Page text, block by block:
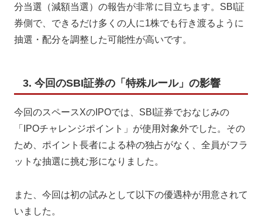
分当選（減額当選）の報告が非常に目立ちます。SBI証
券側で、できるだけ多くの人に1株でも行き渡るように
抽選・配分を調整した可能性が高いです。
3. 今回のSBI証券の「特殊ルール」の影響
今回のスペースXのIPOでは、SBI証券でおなじみの
「IPOチャレンジポイント」が使用対象外でした。その
ため、ポイント長者による枠の独占がなく、全員がフラ
ットな抽選に挑む形になりました。
また、今回は初の試みとして以下の優遇枠が用意されて
いました。